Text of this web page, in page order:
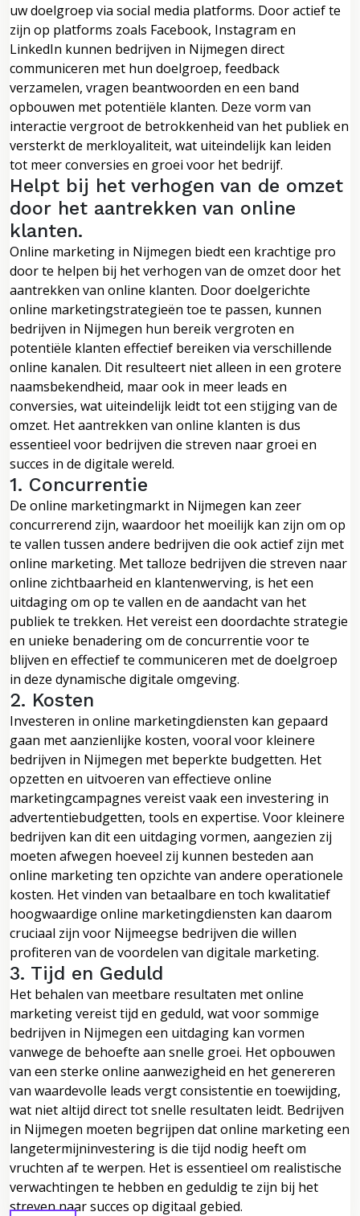
uw doelgroep via social media platforms. Door actief te
zijn op platforms zoals Facebook, Instagram en
LinkedIn kunnen bedrijven in Nijmegen direct
communiceren met hun doelgroep, feedback
verzamelen, vragen beantwoorden en een band
opbouwen met potentiële klanten. Deze vorm van
interactie vergroot de betrokkenheid van het publiek en
versterkt de merkloyaliteit, wat uiteindelijk kan leiden
tot meer conversies en groei voor het bedrijf.
Helpt bij het verhogen van de omzet
door het aantrekken van online
klanten.
Online marketing in Nijmegen biedt een krachtige pro
door te helpen bij het verhogen van de omzet door het
aantrekken van online klanten. Door doelgerichte
online marketingstrategieën toe te passen, kunnen
bedrijven in Nijmegen hun bereik vergroten en
potentiële klanten effectief bereiken via verschillende
online kanalen. Dit resulteert niet alleen in een grotere
naamsbekendheid, maar ook in meer leads en
conversies, wat uiteindelijk leidt tot een stijging van de
omzet. Het aantrekken van online klanten is dus
essentieel voor bedrijven die streven naar groei en
succes in de digitale wereld.
1. Concurrentie
De online marketingmarkt in Nijmegen kan zeer
concurrerend zijn, waardoor het moeilijk kan zijn om op
te vallen tussen andere bedrijven die ook actief zijn met
online marketing. Met talloze bedrijven die streven naar
online zichtbaarheid en klantenwerving, is het een
uitdaging om op te vallen en de aandacht van het
publiek te trekken. Het vereist een doordachte strategie
en unieke benadering om de concurrentie voor te
blijven en effectief te communiceren met de doelgroep
in deze dynamische digitale omgeving.
2. Kosten
Investeren in online marketingdiensten kan gepaard
gaan met aanzienlijke kosten, vooral voor kleinere
bedrijven in Nijmegen met beperkte budgetten. Het
opzetten en uitvoeren van effectieve online
marketingcampagnes vereist vaak een investering in
advertentiebudgetten, tools en expertise. Voor kleinere
bedrijven kan dit een uitdaging vormen, aangezien zij
moeten afwegen hoeveel zij kunnen besteden aan
online marketing ten opzichte van andere operationele
kosten. Het vinden van betaalbare en toch kwalitatief
hoogwaardige online marketingdiensten kan daarom
cruciaal zijn voor Nijmeegse bedrijven die willen
profiteren van de voordelen van digitale marketing.
3. Tijd en Geduld
Het behalen van meetbare resultaten met online
marketing vereist tijd en geduld, wat voor sommige
bedrijven in Nijmegen een uitdaging kan vormen
vanwege de behoefte aan snelle groei. Het opbouwen
van een sterke online aanwezigheid en het genereren
van waardevolle leads vergt consistentie en toewijding,
wat niet altijd direct tot snelle resultaten leidt. Bedrijven
in Nijmegen moeten begrijpen dat online marketing een
langetermijninvestering is die tijd nodig heeft om
vruchten af te werpen. Het is essentieel om realistische
verwachtingen te hebben en geduldig te zijn bij het
streven naar succes op digitaal gebied.